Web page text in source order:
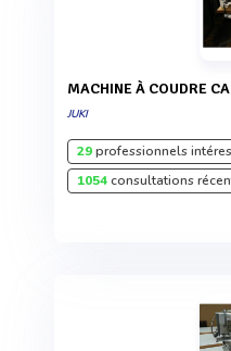
MACHINE À COUDRE
JUKI
29professionnels
1054consultations